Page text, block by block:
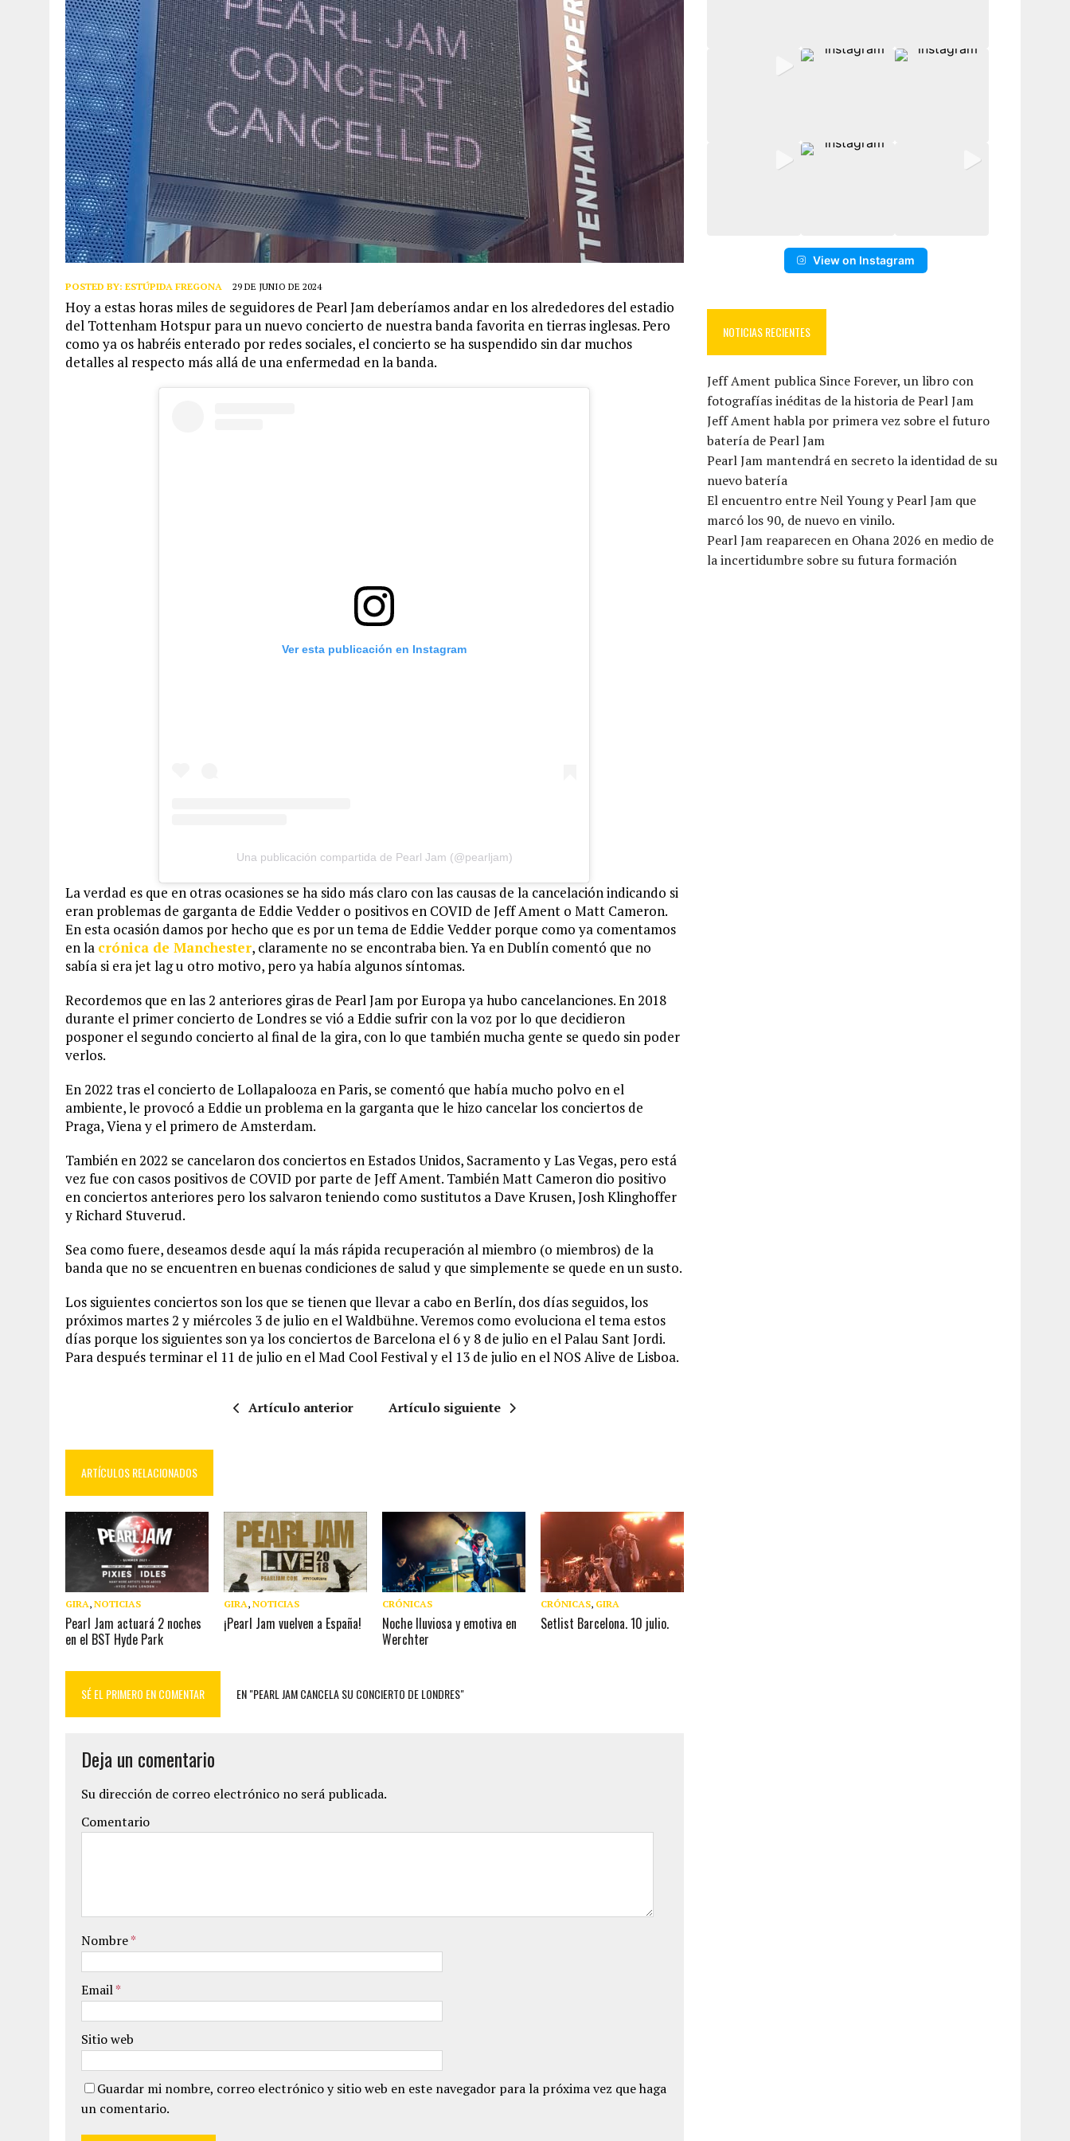
POSTED BY: ESTÚPIDA FREGONA 29 DE JUNIO DE 2024
Hoy a estas horas miles de seguidores de Pearl Jam deberíamos andar en los alrededores del estadio
del Tottenham Hotspur para un nuevo concierto de nuestra banda favorita en tierras inglesas. Pero
como ya os habréis enterado por redes sociales, el concierto se ha suspendido sin dar muchos
detalles al respecto más allá de una enfermedad en la banda.
Ver esta publicación en Instagram
Una publicación compartida de Pearl Jam (@pearljam)
La verdad es que en otras ocasiones se ha sido más claro con las causas de la cancelación indicando si
eran problemas de garganta de Eddie Vedder o positivos en COVID de Jeff Ament o Matt Cameron.
En esta ocasión damos por hecho que es por un tema de Eddie Vedder porque como ya comentamos
en la crónica de Manchester, claramente no se encontraba bien. Ya en Dublín comentó que no
sabía si era jet lag u otro motivo, pero ya había algunos síntomas.
Recordemos que en las 2 anteriores giras de Pearl Jam por Europa ya hubo cancelanciones. En 2018
durante el primer concierto de Londres se vió a Eddie sufrir con la voz por lo que decidieron
posponer el segundo concierto al final de la gira, con lo que también mucha gente se quedo sin poder
verlos.
En 2022 tras el concierto de Lollapalooza en Paris, se comentó que había mucho polvo en el
ambiente, le provocó a Eddie un problema en la garganta que le hizo cancelar los conciertos de
Praga, Viena y el primero de Amsterdam.
También en 2022 se cancelaron dos conciertos en Estados Unidos, Sacramento y Las Vegas, pero está
vez fue con casos positivos de COVID por parte de Jeff Ament. También Matt Cameron dio positivo
en conciertos anteriores pero los salvaron teniendo como sustitutos a Dave Krusen, Josh Klinghoffer
y Richard Stuverud.
Sea como fuere, deseamos desde aquí la más rápida recuperación al miembro (o miembros) de la
banda que no se encuentren en buenas condiciones de salud y que simplemente se quede en un susto.
Los siguientes conciertos son los que se tienen que llevar a cabo en Berlín, dos días seguidos, los
próximos martes 2 y miércoles 3 de julio en el Waldbühne. Veremos como evoluciona el tema estos
días porque los siguientes son ya los conciertos de Barcelona el 6 y 8 de julio en el Palau Sant Jordi.
Para después terminar el 11 de julio en el Mad Cool Festival y el 13 de julio en el NOS Alive de Lisboa.
Artículo anterior Artículo siguiente
ARTÍCULOS RELACIONADOS
GIRA, NOTICIAS
Pearl Jam actuará 2 noches
en el BST Hyde Park
GIRA,NOTICIAS
¡Pearl Jam vuelven a España!
CRÓNICAS
Noche lluviosa y emotiva en
Werchter
CRÓNICAS, GIRA
Setlist Barcelona. 10 julio.
SÉ EL PRIMERO EN COMENTAR EN "PEARL JAM CANCELA SU CONCIERTO DE LONDRES"
Deja un comentario
Su dirección de correo electrónico no será publicada.
Comentario
Nombre*
Email*
Sitio web
Guardar mi nombre, correo electrónico y sitio web en este navegador para la próxima vez que haga
un comentario.
View on Instagram
NOTICIAS RECIENTES
Jeff Ament publica Since Forever, un libro con
fotografías inéditas de la historia de Pearl Jam
Jeff Ament habla por primera vez sobre el futuro
batería de Pearl Jam
Pearl Jam mantendrá en secreto la identidad de su
nuevo batería
El encuentro entre Neil Young y Pearl Jam que
marcó los 90, de nuevo en vinilo.
Pearl Jam reaparecen en Ohana 2026 en medio de
la incertidumbre sobre su futura formación